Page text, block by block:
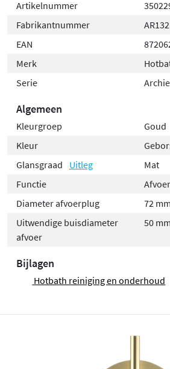
Artikelnummer
Fabrikantnummer
EAN
Merk
Serie
Archie
Algemeen
Kleurgroep
Goud
Kleur
Glansgraad
Uitleg
Mat
Functie
Afvoer
Diameter afvoerplug
72 mm
Uitwendige buisdiameter
afvoer
50 mm
Bijlagen
Hotbath reiniging en onderhoud